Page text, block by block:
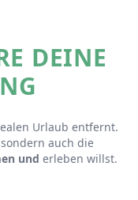
DEINE
Urlaub entfernt.
auch die
und erleben willst.